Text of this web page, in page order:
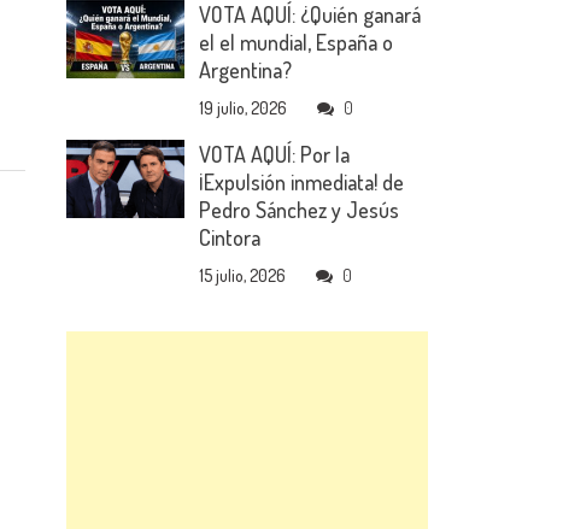
VOTA AQUÍ: ¿Quién ganará
el el mundial, España o
Argentina?
19 julio, 2026 0
VOTA AQUÍ: Por la
¡Expulsión inmediata! de
Pedro Sánchez y Jesús
Cintora
15 julio, 2026 0